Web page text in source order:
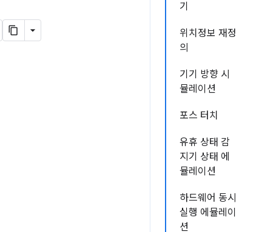
기
위치정보 재정
의
기기 방향 시
뮬레이션
포스 터치
유휴 상태 감
지기 상태 에
뮬레이션
하드웨어 동시
실행 에뮬레이
션